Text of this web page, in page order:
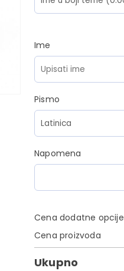
Ime
Pismo
Napomena
Cena dodatne opcije
Cena proizvoda
Ukupno